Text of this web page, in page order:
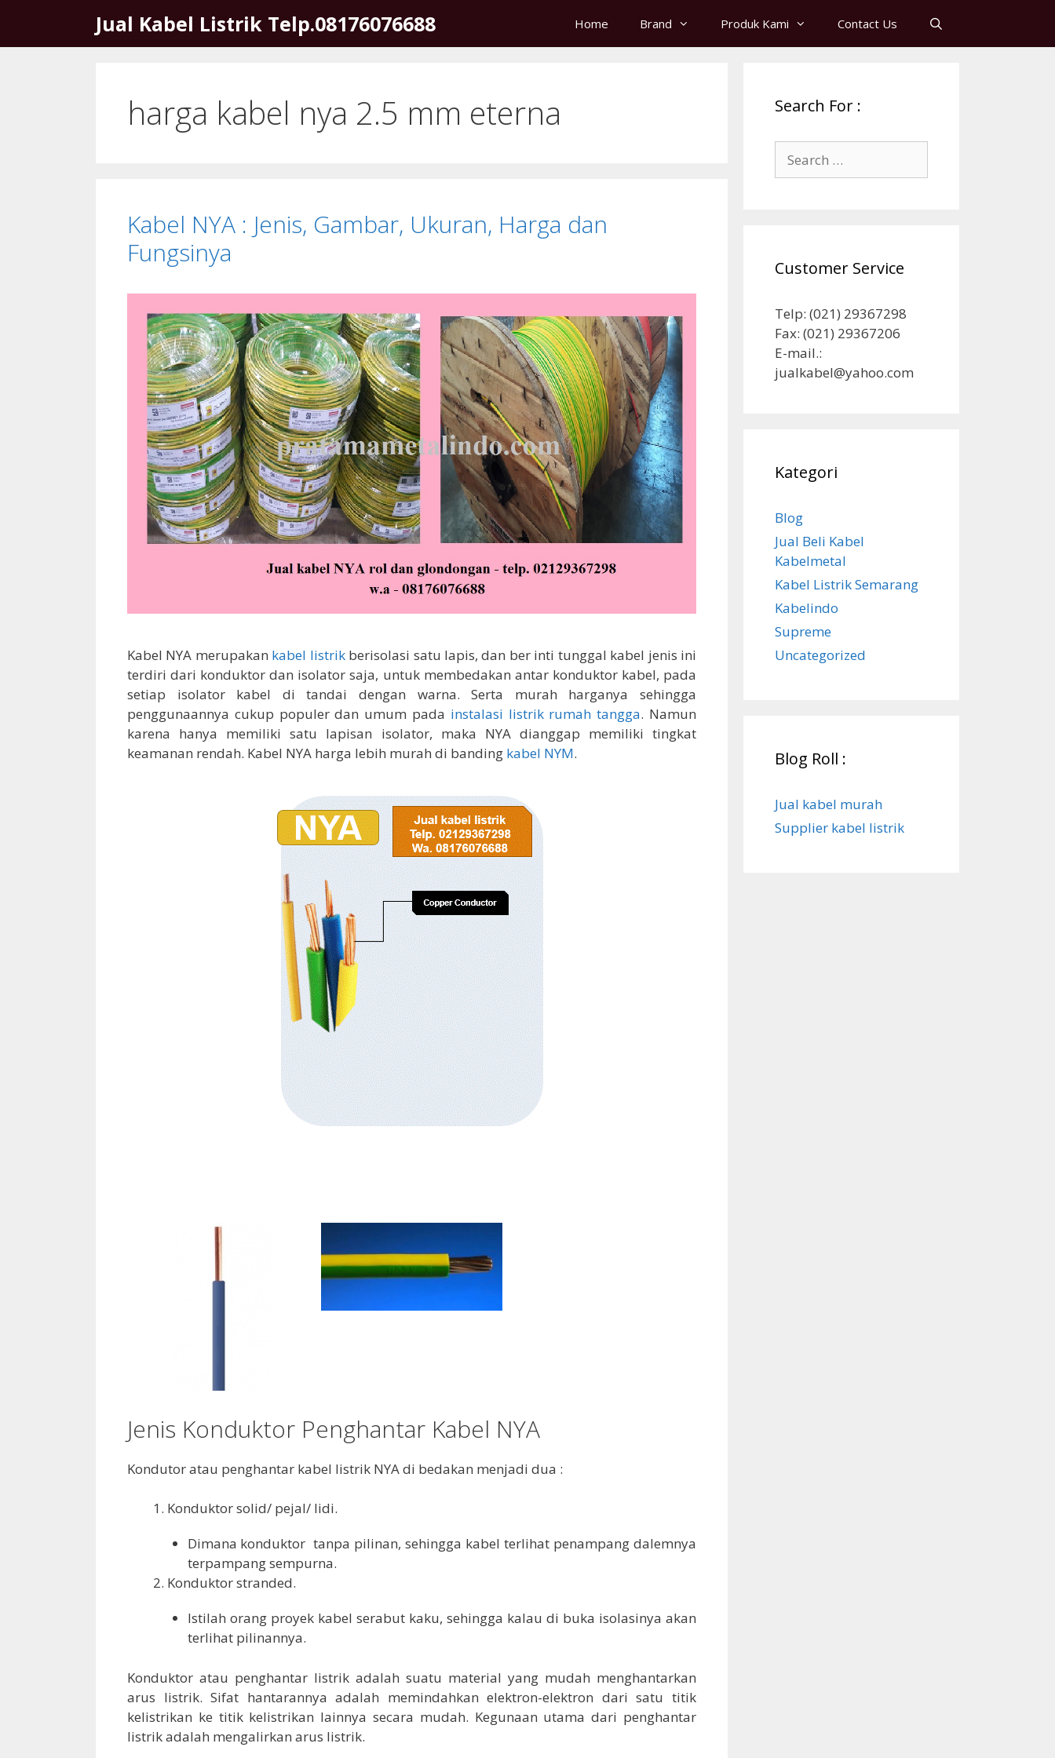
content
Jual Kabel Listrik Telp.08176076688 Home Brand Produk Kami Contact Us
harga kabel nya 2.5 mm eterna
Kabel NYA : Jenis, Gambar, Ukuran, Harga dan
Fungsinya
Kabel NYA merupakan kabel listrik berisolasi satu lapis, dan ber inti tunggal kabel jenis ini
terdiri dari konduktor dan isolator saja, untuk membedakan antar konduktor kabel, pada
setiap isolator kabel di tandai dengan warna. Serta murah harganya sehingga
penggunaannya cukup populer dan umum pada instalasi listrik rumah tangga. Namun
karena hanya memiliki satu lapisan isolator, maka NYA dianggap memiliki tingkat
keamanan rendah. Kabel NYA harga lebih murah di banding kabel NYM.
Jenis Konduktor Penghantar Kabel NYA
Kondutor atau penghantar kabel listrik NYA di bedakan menjadi dua :
Konduktor solid/ pejal/ lidi.
Dimana konduktor tanpa pilinan, sehingga kabel terlihat penampang dalemnya
terpampang sempurna.
Konduktor stranded.
Istilah orang proyek kabel serabut kaku, sehingga kalau di buka isolasinya akan
terlihat pilinannya.
Konduktor atau penghantar listrik adalah suatu material yang mudah menghantarkan
arus listrik. Sifat hantarannya adalah memindahkan elektron-elektron dari satu titik
kelistrikan ke titik kelistrikan lainnya secara mudah. Kegunaan utama dari penghantar
listrik adalah mengalirkan arus listrik.
Search For :
for:
Customer Service
Telp: (021) 29367298
Fax: (021) 29367206
E-mail.:
jualkabel@yahoo.com
Kategori
Blog
Jual Beli Kabel
Kabelmetal
Kabel Listrik Semarang
Kabelindo
Supreme
Uncategorized
Blog Roll :
Jual kabel murah
Supplier kabel listrik